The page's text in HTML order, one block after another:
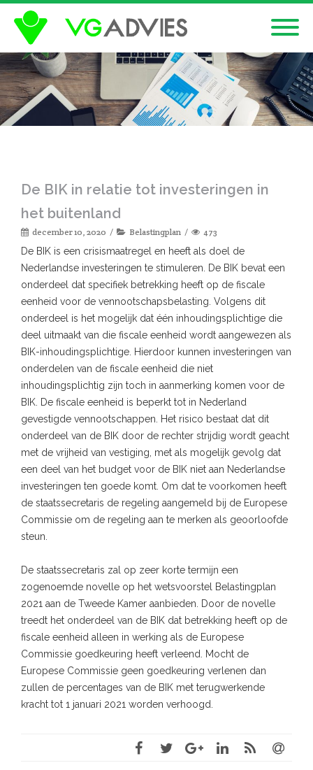
De BIK in relatie tot investeringen in
het buitenland
december 10, 2020 Belastingplan 473
De BIK is een crisismaatregel en heeft als doel de
Nederlandse investeringen te stimuleren. De BIK bevat een
onderdeel dat specifiek betrekking heeft op de fiscale
eenheid voor de vennootschapsbelasting. Volgens dit
onderdeel is het mogelijk dat één inhoudingsplichtige die
deel uitmaakt van die fiscale eenheid wordt aangewezen als
BIK-inhoudingsplichtige. Hierdoor kunnen investeringen van
onderdelen van de fiscale eenheid die niet
inhoudingsplichtig zijn toch in aanmerking komen voor de
BIK. De fiscale eenheid is beperkt tot in Nederland
gevestigde vennootschappen. Het risico bestaat dat dit
onderdeel van de BIK door de rechter strijdig wordt geacht
met de vrijheid van vestiging, met als mogelijk gevolg dat
een deel van het budget voor de BIK niet aan Nederlandse
investeringen ten goede komt. Om dat te voorkomen heeft
de staatssecretaris de regeling aangemeld bij de Europese
Commissie om de regeling aan te merken als geoorloofde
steun.
De staatssecretaris zal op zeer korte termijn een
zogenoemde novelle op het wetsvoorstel Belastingplan
2021 aan de Tweede Kamer aanbieden. Door de novelle
treedt het onderdeel van de BIK dat betrekking heeft op de
fiscale eenheid alleen in werking als de Europese
Commissie goedkeuring heeft verleend. Mocht de
Europese Commissie geen goedkeuring verlenen dan
zullen de percentages van de BIK met terugwerkende
kracht tot 1 januari 2021 worden verhoogd.